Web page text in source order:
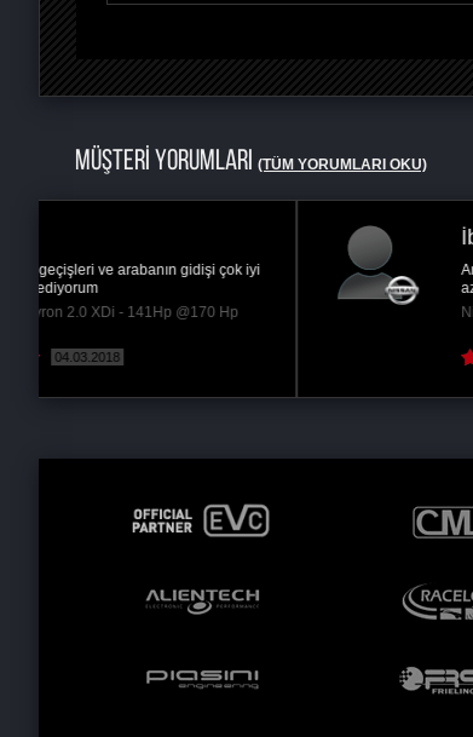
MÜŞTERİ YORUMLARI (TÜM YORUMLARI OKU)
Aracımın performansı çok güzel oldu.
az yakmaya başladı. Bu işin en iyisi
Nissan Qashqai 2.0 dci - 150Hp @180